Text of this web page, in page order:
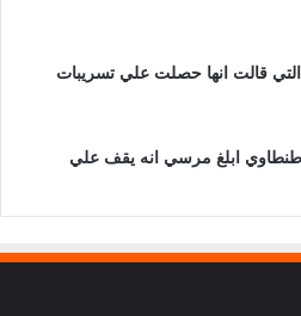
قالت انها حصلت علي تسريبات
ابلغ مرسي انه يقف علي